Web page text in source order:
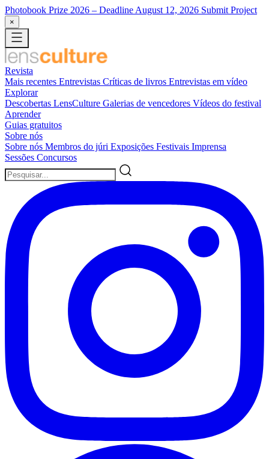
Photobook Prize 2026 – Deadline August 12, 2026 Submit Project
×
Revista
Mais recentes Entrevistas Críticas de livros Entrevistas em vídeo
Explorar
Descobertas LensCulture Galerias de vencedores Vídeos do festival
Aprender
Guias gratuitos
Sobre nós
Sobre nós Membros do júri Exposições Festivais Imprensa
Sessões Concursos